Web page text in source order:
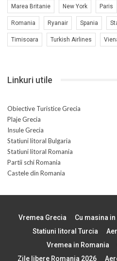
Marea Britanie New York Paris
Romania Ryanair Spania
Timisoara Turkish Airlines
Linkuri utile
Obiective Turistice Grecia
Plaje Grecia
Insule Grecia
Statiuni litoral Bulgaria
Statiuni litoral Romania
Partii schi Romania
Castele din Romania
Vremea Grecia Cu masina
Statiuni litoral Turcia
Vremea in Romania
Zile libere Romania 2026